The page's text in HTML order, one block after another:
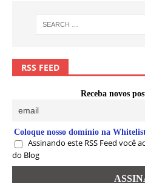
RSS FEED
Receba novos
Coloque nosso domínio na
Assinando este RSS Feed você
do Blog